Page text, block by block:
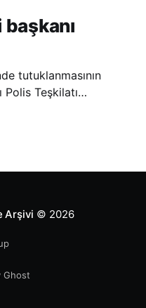
başkanı
tutuklanmasının
Polis Teşkilatı
Arşivi © 2026
Ghost